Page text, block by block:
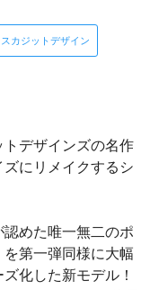
スカジットデザイン
トデザインズの名作
にリメイクするシ
めた唯一無二のポ
第一弾同様に大幅
化した新モデル！